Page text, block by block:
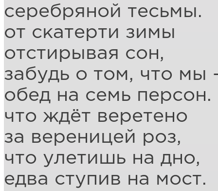
серебряной тесьмы.
от скатерти зимы
отстирывая сон,
забудь о том, что мы
обед на семь персон.
что ждёт веретено
за вереницей роз,
что улетишь на дно,
едва ступив на мост.